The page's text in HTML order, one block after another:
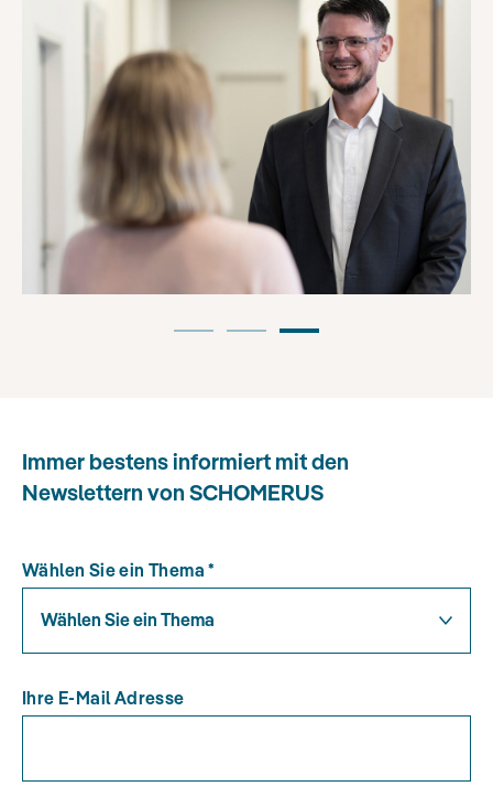
Immer bestens informiert mit den
Newslettern von SCHOMERUS
Wählen Sie ein Thema *
Wählen Sie ein Thema
Ihre E-Mail Adresse